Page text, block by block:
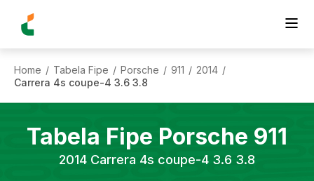
Home / Tabela Fipe / Porsche / 911 / 2014 /
Carrera 4s coupe-4 3.6 3.8
Tabela Fipe Porsche 911
2014 Carrera 4s coupe-4 3.6 3.8